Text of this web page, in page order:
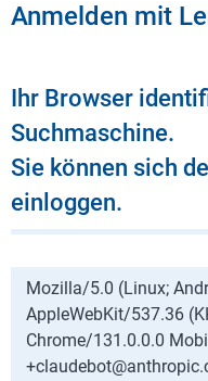
Anmelden mit
Ihr Browser
Suchmaschine.
Sie können sich
einloggen.
Mozilla/5.0 (Linux;
AppleWebKit/537.36
Chrome/131.0.0.0